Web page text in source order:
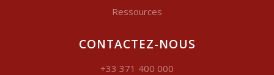
Ressources
CONTACTEZ-NOUS
+33 371 400 000